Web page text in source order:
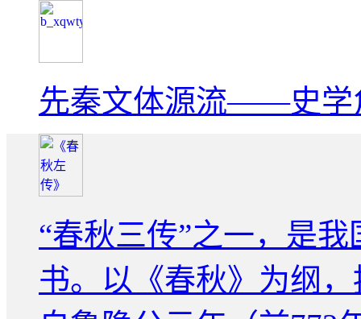
先秦文体源流——史学
“春秋三传”之一，是
书。以《春秋》为纲